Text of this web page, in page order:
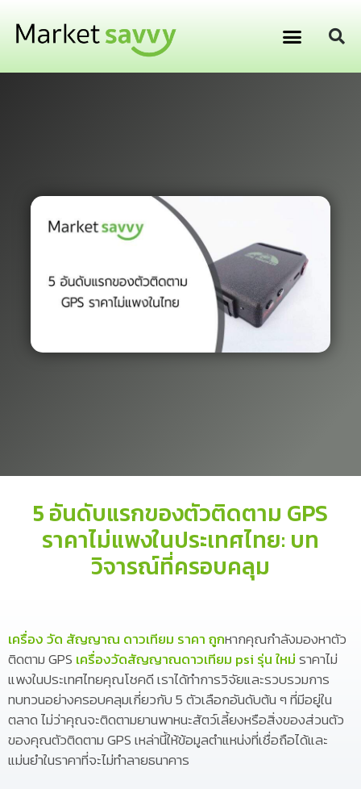
5 อันดับแรกของตัวติดตาม GPS
ราคาไม่แพงในประเทศไทย: บท
วิจารณ์ที่ครอบคลุม
เครื่อง วัด สัญญาณ ดาวเทียม ราคา ถูกหากคุณกำลังมองหาตัว
ติดตาม GPS เครื่องวัดสัญญาณดาวเทียม psi รุ่น ใหม่ราคาไม่
แพงในประเทศไทยคุณโชคดี เราได้ทำการวิจัยและรวบรวมการ
ทบทวนอย่างครอบคลุมเกี่ยวกับ 5 ตัวเลือกอันดับต้น ๆ ที่มีอยู่ใน
ตลาด ไม่ว่าคุณจะติดตามยานพาหนะสัตว์เลี้ยงหรือสิ่งของส่วนตัว
ของคุณตัวติดตาม GPS เหล่านี้ให้ข้อมูลตำแหน่งที่เชื่อถือได้และ
แม่นยำในราคาที่จะไม่ทำลายธนาคาร